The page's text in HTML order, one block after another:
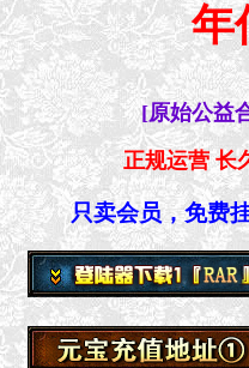
年
[原始公益
正规运营 长
只卖会员，免费